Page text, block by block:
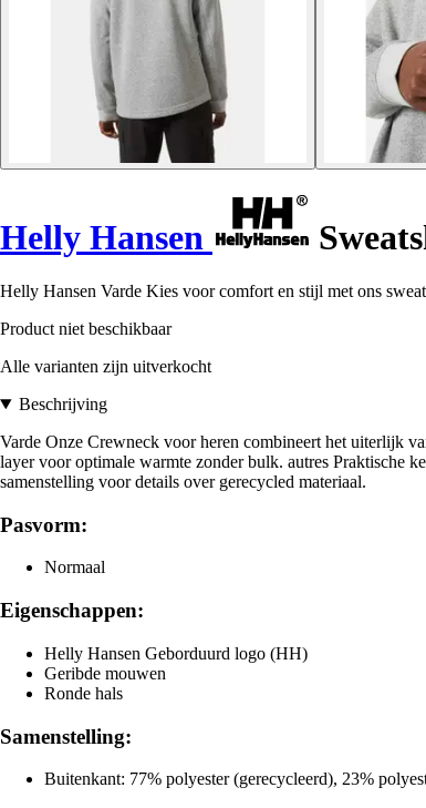
Helly Hansen
Helly Hansen Varde Kies voor comfort en stijl met ons
Product niet beschikbaar
Alle varianten zijn uitverkocht
Beschrijving
Varde Onze Crewneck voor heren combineert het uiterlijk
layer voor optimale warmte zonder bulk. autres Praktische
samenstelling voor details over gerecycled materiaal.
Pasvorm:
Normaal
Eigenschappen:
Helly Hansen Geborduurd logo (HH)
Geribde mouwen
Ronde hals
Samenstelling:
Buitenkant: 77% polyester (gerecycleerd), 23%